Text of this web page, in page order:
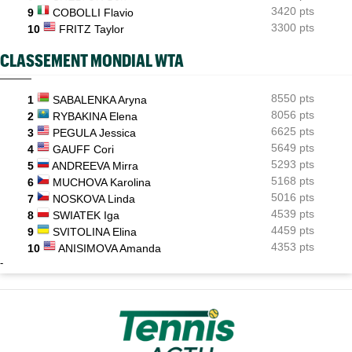
9
COBOLLI Flavio
3420 pts
10
FRITZ Taylor 3300 pts
CLASSEMENT MONDIAL WTA
1 SABALENKA Aryna
8550 pts
2
RYBAKINA Elena
8056 pts
3
PEGULA Jessica
6625 pts
4
GAUFF Cori
5649 pts
5
ANDREEVA Mirra
5293 pts
6
MUCHOVA Karolina
5168 pts
7
NOSKOVA Linda
5016 pts
8
SWIATEK Iga
4539 pts
9
SVITOLINA Elina
4459 pts
10
ANISIMOVA Amanda 4353 pts
-